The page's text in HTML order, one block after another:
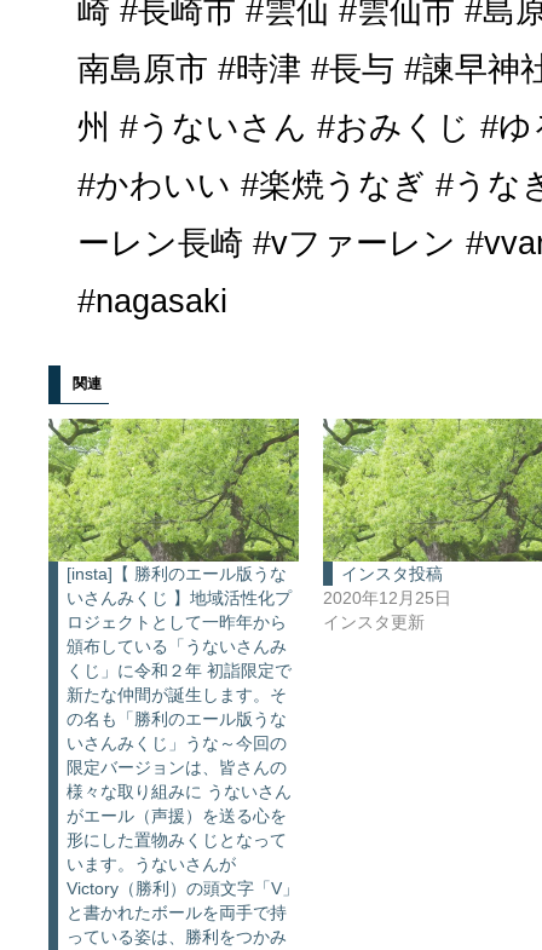
崎 #長崎市 #雲仙 #雲仙市 #島
南島原市 #時津 #長与 #諫早神
州 #うないさん #おみくじ #
#かわいい #楽焼うなぎ #うな
ーレン長崎 #vファーレン
#nagasaki
関連
[insta]【 勝利のエール版うな
いさんみくじ 】地域活性化プ
ロジェクトとして一昨年から
頒布している「うないさんみ
くじ」に令和２年 初詣限定で
新たな仲間が誕生します。そ
の名も「勝利のエール版うな
いさんみくじ」うな～今回の
限定バージョンは、皆さんの
様々な取り組みに うないさん
がエール（声援）を送る心を
形にした置物みくじとなって
います。うないさんが
Victory（勝利）の頭文字「V」
と書かれたボールを両手で持
っている姿は、勝利をつかみ
インスタ投稿
2020年12月25日
インスタ更新